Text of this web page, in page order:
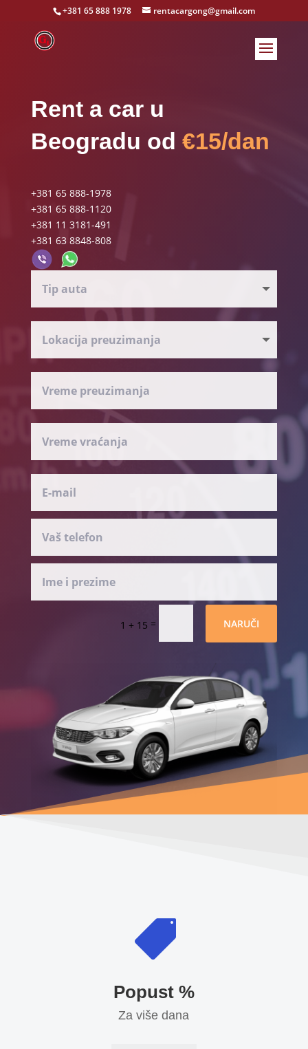
+381 65 888 1978 rentacargong@gmail.com
Rent a car u
Beogradu od €15/dan
+381 65 888-1978
+381 65 888-1120
+381 11 3181-491
+381 63 8848-808
1 + 15 = NARUČI

Popust %
Za više dana